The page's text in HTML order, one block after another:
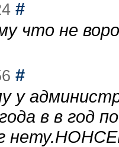
#
что не
#
у
в в год